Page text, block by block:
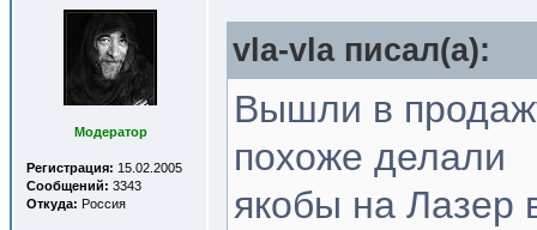
Модератор
Регистрация: 15.02.2005
Сообщений: 3343
Откуда: Россия
vla-vla писал(a):
Вышли в
похоже делали
якобы на Лазер